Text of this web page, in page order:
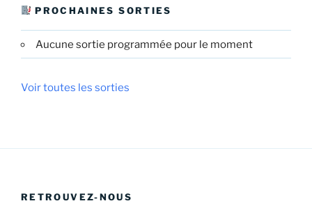
PROCHAINES SORTIES
Aucune sortie programmée pour le moment
Voir toutes les sorties
RETROUVEZ-NOUS